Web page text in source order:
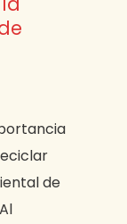
de